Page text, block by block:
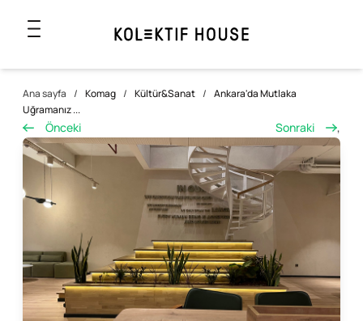
Ana sayfa / Komag / Kültür&Sanat / Ankara'da Mutlaka
Uğramanız ...
Önceki Sonraki ,